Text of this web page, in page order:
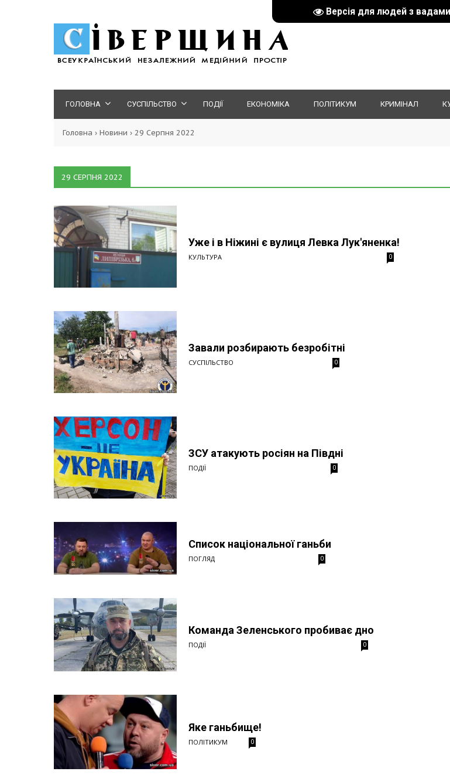
Версія для людей з
ГОЛОВНА СУСПІЛЬСТВО ПОДІЇ ЕКОНОМІКА ПОЛІТИКУМ КРИМІНАЛ
Головна › Новини › 29 Серпня 2022
29 СЕРПНЯ 2022
Уже і в Ніжині є вулиця Левка Лук'яненка!
КУЛЬТУРА 0
Завали розбирають безробітні
СУСПІЛЬСТВО 0
ЗСУ атакують росіян на Півдні
ПОДІЇ 0
Список національної ганьби
ПОГЛЯД 0
Команда Зеленського пробиває дно
ПОДІЇ 0
Яке ганьбище!
ПОЛІТИКУМ 0